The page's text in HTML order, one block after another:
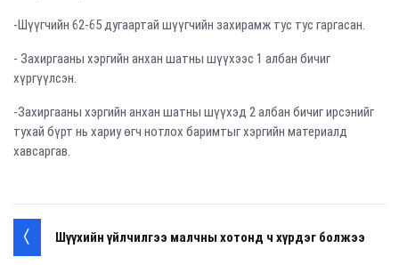
-Шүүгчийн 62-65 дугаартай шүүгчийн захирамж тус тус гаргасан.
- Захиргааны хэргийн анхан шатны шүүхээс 1 албан бичиг
хүргүүлсэн.
-Захиргааны хэргийн анхан шатны шүүхэд 2 албан бичиг ирсэнийг
тухай бүрт нь хариу өгч нотлох баримтыг хэргийн материалд
хавсаргав.
Шүүхийн үйлчилгээ малчны хотонд ч хүрдэг болжээ